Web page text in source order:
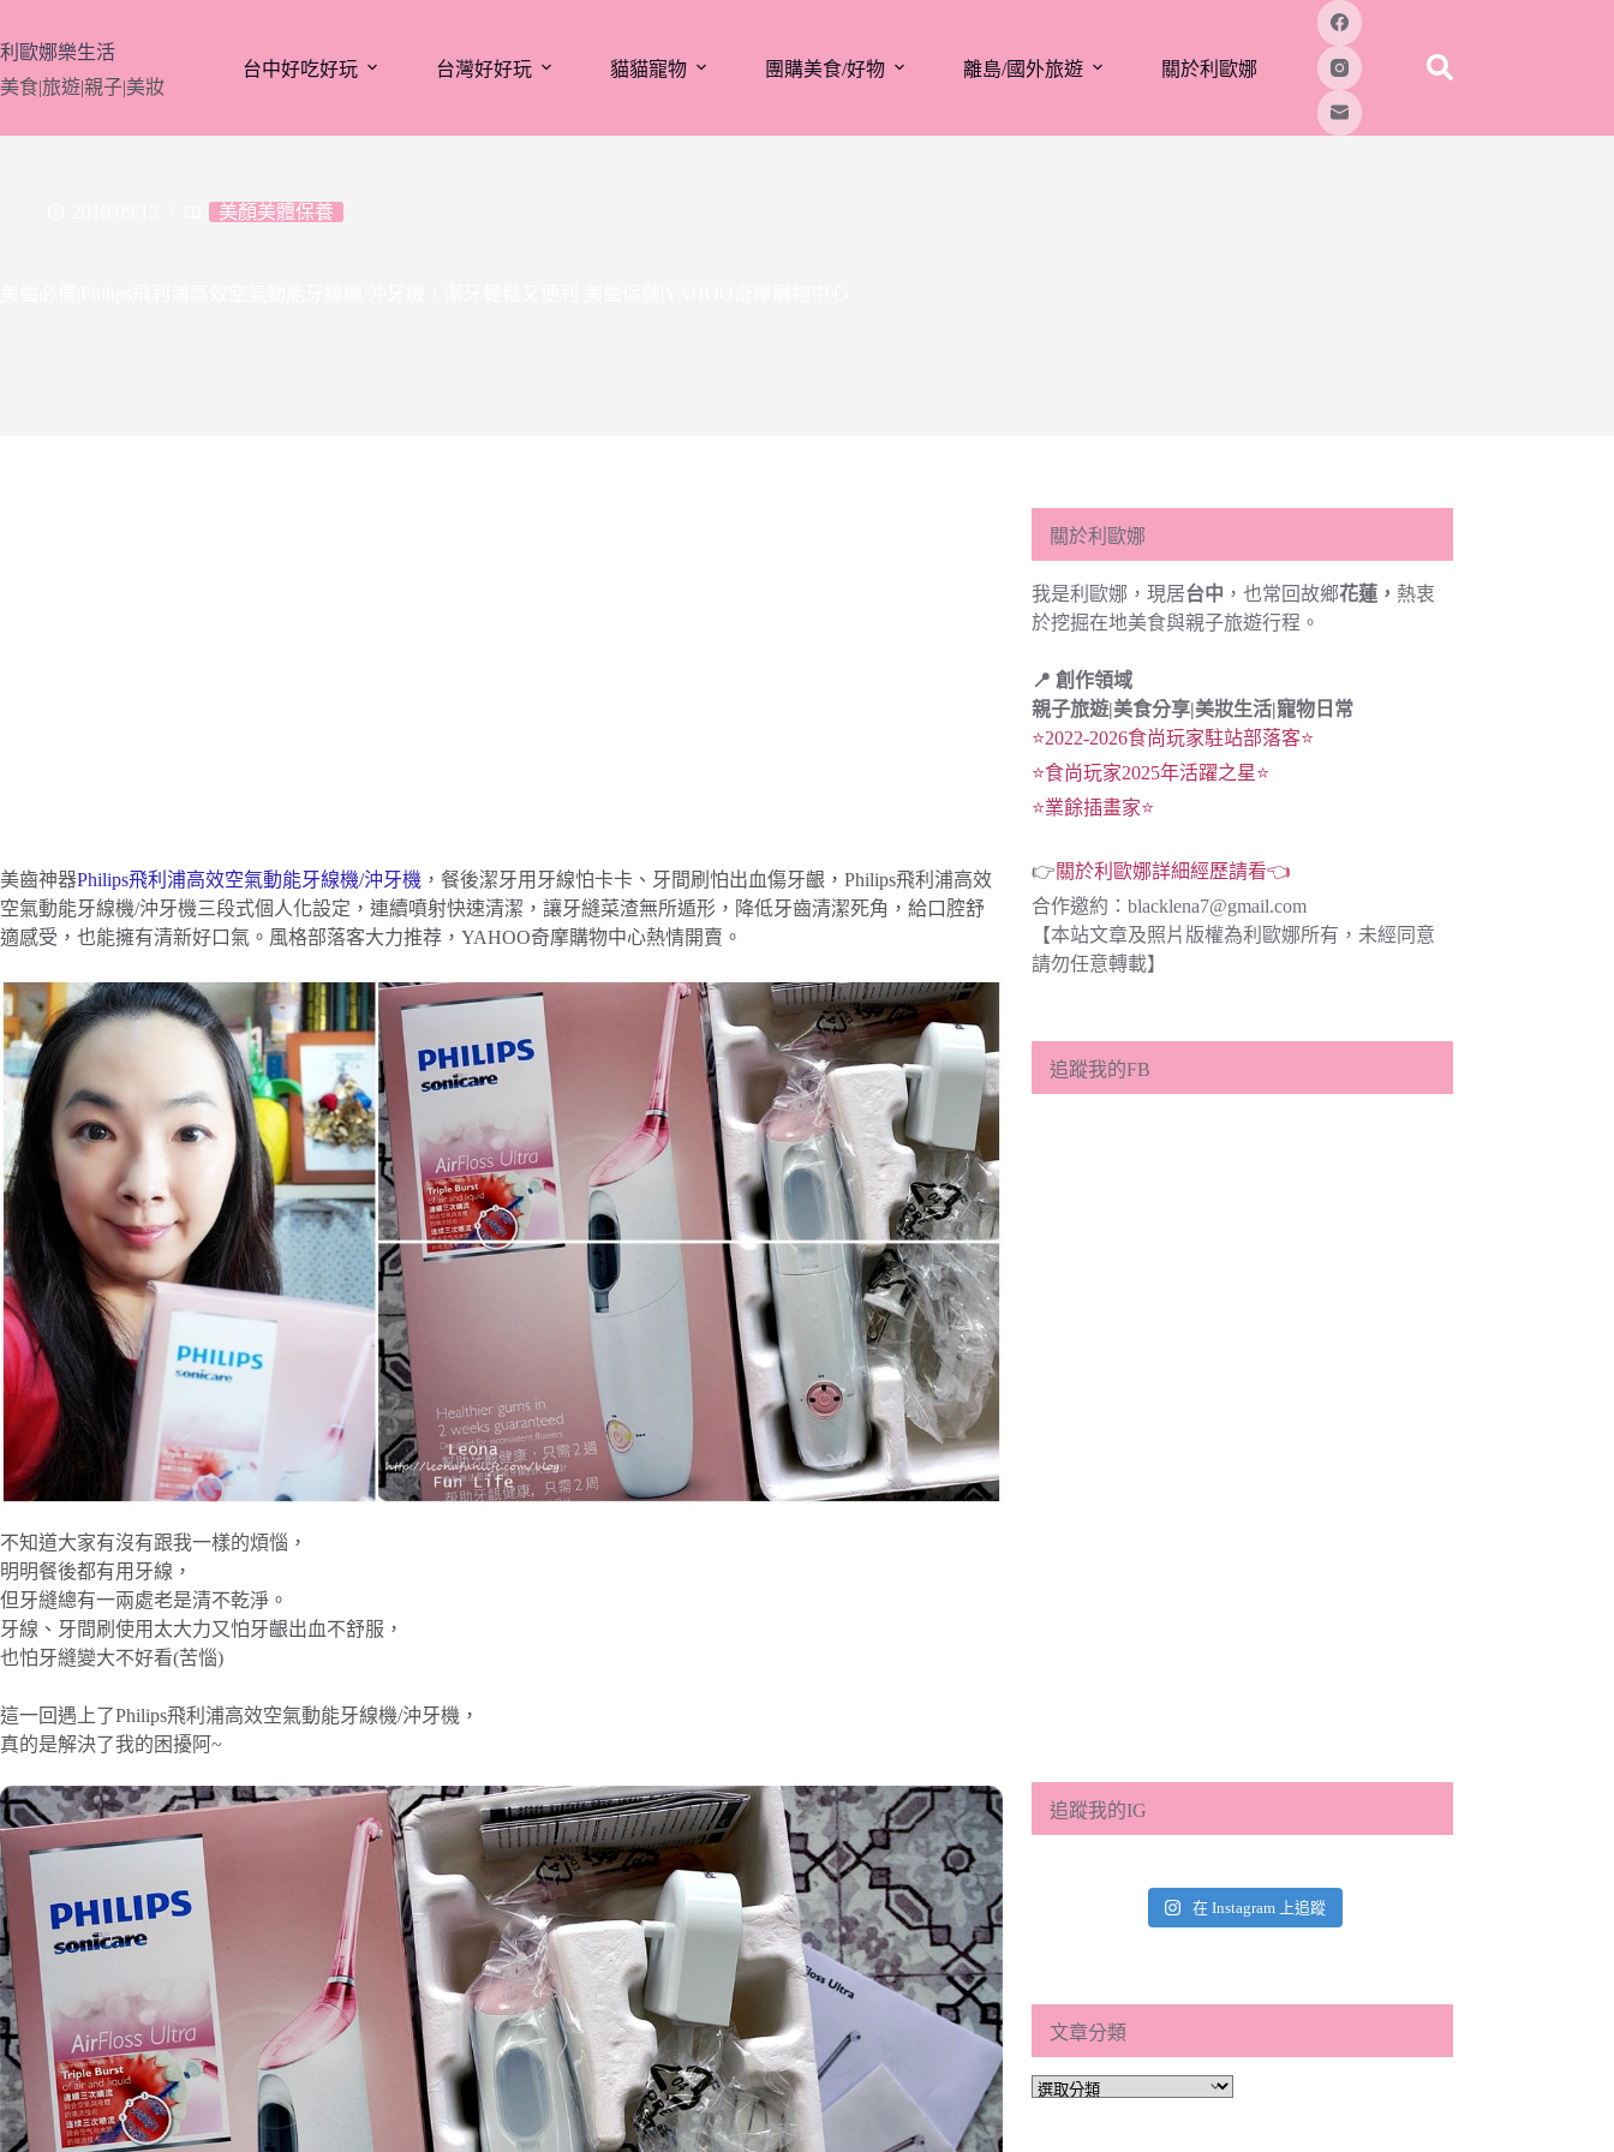
至
主
要
利歐娜樂生活
美食|旅遊|親子|美妝
台中好吃好玩 台灣好好玩 貓貓寵物 團購美食/好物 離島/國外旅遊 關於利歐娜
美顏美體保養
美齒神器Philips飛利浦高效空氣動能牙線機/沖牙機 ，餐後潔牙用牙線怕卡卡、牙間刷怕出血傷牙齦，Philips飛利浦高效
空氣動能牙線機/沖牙機三段式個人化設定，連續噴射快速清潔，讓牙縫菜渣無所遁形，降低牙齒清潔死角，給口腔舒
適感受，也能擁有清新好口氣。風格部落客大力推荐，YAHOO奇摩購物中心熱情開賣。
不知道大家有沒有跟我一樣的煩惱，
明明餐後都有用牙線，
但牙縫總有一兩處老是清不乾淨。
牙線、牙間刷使用太大力又怕牙齦出血不舒服，
也怕牙縫變大不好看(苦惱)
這一回遇上了Philips飛利浦高效空氣動能牙線機/沖牙機，
真的是解決了我的困擾阿~
關於利歐娜
我是利歐娜，現居台中 ，也常回故鄉花蓮， 熱衷
於挖掘在地美食與親子旅遊行程。
📍 創作領域
親子旅遊|美食分享|美妝生活|寵物日常
⭐2022-2026食尚玩家駐站部落客⭐
⭐食尚玩家2025年活躍之星⭐
⭐業餘插畫家⭐
👉關於利歐娜詳細經歷請看👈
合作邀約： blacklena7@gmail.com
【本站文章及照片版權為利歐娜所有，未經同意
請勿任意轉載】
追蹤我的FB
追蹤我的IG
在 Instagram 上追蹤
文章分類
文